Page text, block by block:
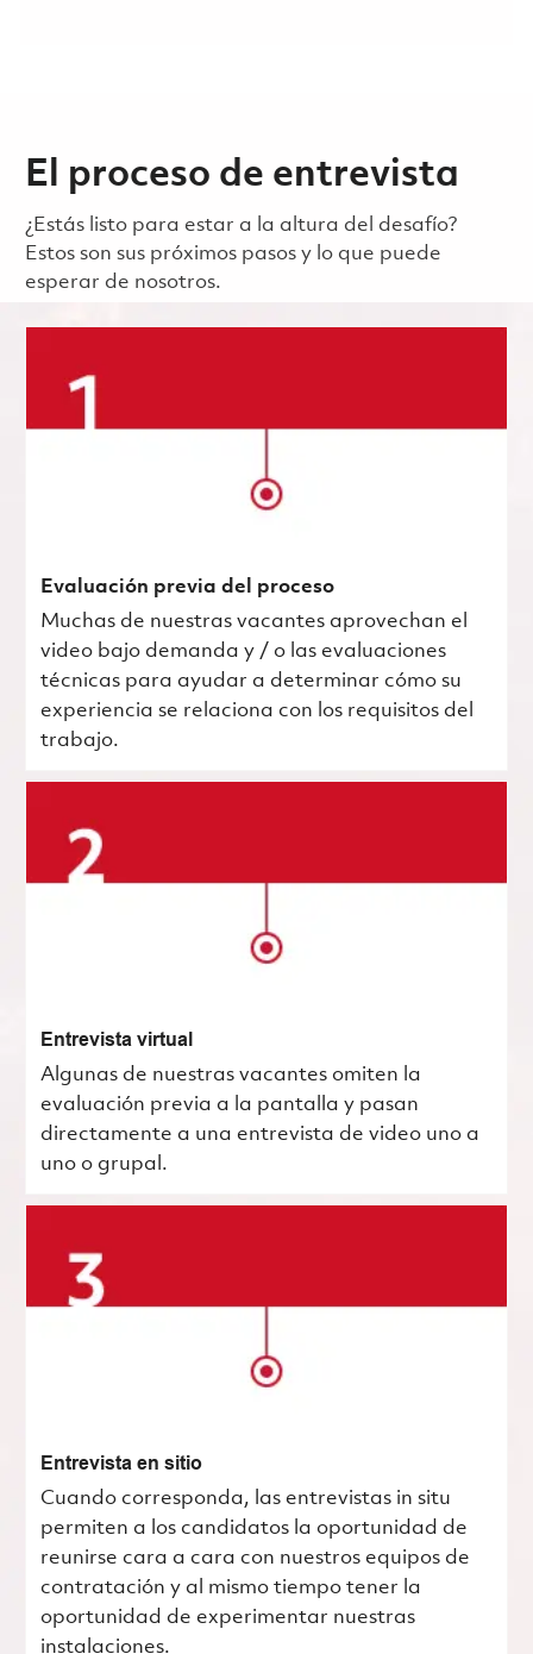
El proceso de entrevista
¿Estás listo para estar a la altura del desafío?
Estos son sus próximos pasos y lo que puede
esperar de nosotros.
Evaluación previa del proceso
Muchas de nuestras vacantes aprovechan el
video bajo demanda y / o las evaluaciones
técnicas para ayudar a determinar cómo su
experiencia se relaciona con los requisitos del
trabajo.
Entrevista virtual
Algunas de nuestras vacantes omiten la
evaluación previa a la pantalla y pasan
directamente a una entrevista de video uno a
uno o grupal.
Entrevista en sitio
Cuando corresponda, las entrevistas in situ
permiten a los candidatos la oportunidad de
reunirse cara a cara con nuestros equipos de
contratación y al mismo tiempo tener la
oportunidad de experimentar nuestras
instalaciones.